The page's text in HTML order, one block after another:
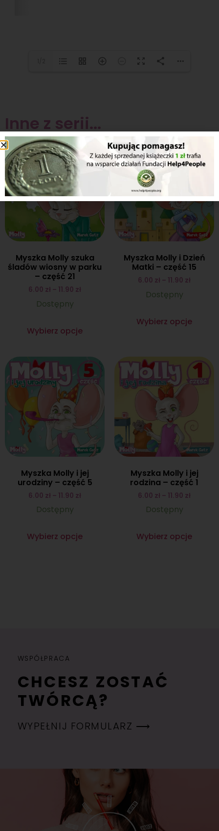
Inne z serii...
Myszka Molly szuka
śladów wiosny w parku
– część 21
6.00 zł – 11.90 zł
Dostępny
Wybierz opcje
Myszka Molly i Dzień
Matki – część 15
6.00 zł – 11.90 zł
Dostępny
Wybierz opcje
Myszka Molly i jej
urodziny – część 5
6.00 zł – 11.90 zł
Dostępny
Wybierz opcje
Myszka Molly i jej
rodzina – część 1
6.00 zł – 11.90 zł
Dostępny
Wybierz opcje
WSPÓŁPRACA
CHCESZ ZOSTAĆ
TWÓRCĄ?
WYPEŁNIJ FORMULARZ ⟶